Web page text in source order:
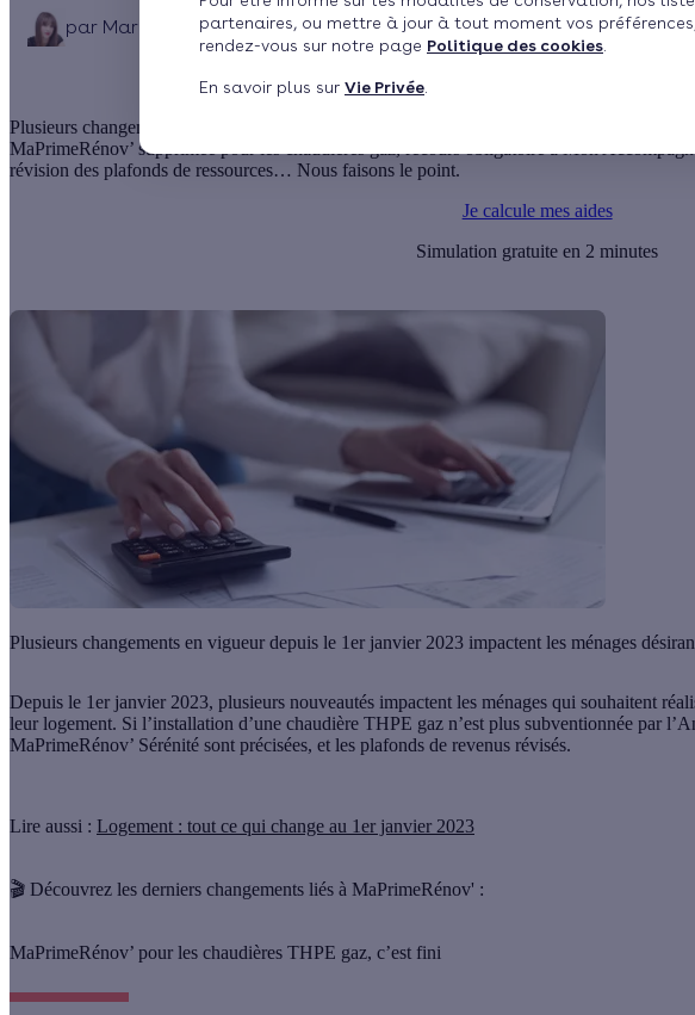
partenaires, ou mettre à jour à tout moment vos
rendez-vous sur notre page Politique des cookies
En savoir plus sur Vie Privée
par Mariana GonçalvesPublié le 21/12/2022 à 13h05 Mis à jour le
Plusieurs changements concernant les forfaits et conditions pour bénéficier des aides de
MaPrimeRénov’ supprimée pour les chaudières gaz, recours obligatoire à Mon
révision des plafonds de ressources… Nous faisons le point.
Je calcule mes aides
Simulation gratuite en 2 minutes
Plusieurs changements en vigueur depuis le 1er janvier 2023 impactent les ménages
Depuis le 1er janvier 2023, plusieurs nouveautés impactent les ménages qui souhaitent
leur logement. Si l’installation d’une chaudière THPE gaz n’est plus subventionnée par
MaPrimeRénov’ Sérénité sont précisées, et les plafonds de revenus révisés.
Lire aussi : Logement : tout ce qui change au 1er janvier 2023
🎬 Découvrez les derniers changements liés à MaPrimeRénov' :
MaPrimeRénov’ pour les chaudières THPE gaz, c’est fini